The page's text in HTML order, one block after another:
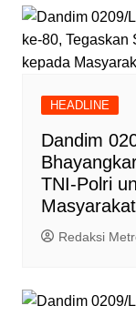
HEADLINE
Dandim
TNI-Polri
Masyarakat
Redaksi